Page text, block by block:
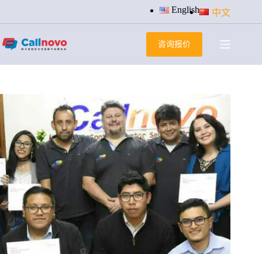
过
容
English 中文
咨询报价